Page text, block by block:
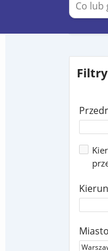
Filtry
Miasto